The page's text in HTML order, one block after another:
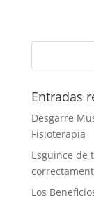
Entradas
Desgarre
Fisioterapia
Esguince de
Los